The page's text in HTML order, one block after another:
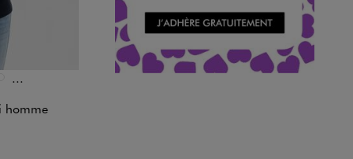
STANDARD
KAKI FONCE
homme